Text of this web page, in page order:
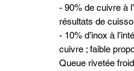
- 90% de cuivre à
résultats de
- 10% d’inox à
cuivre ; faible
Queue rivetée